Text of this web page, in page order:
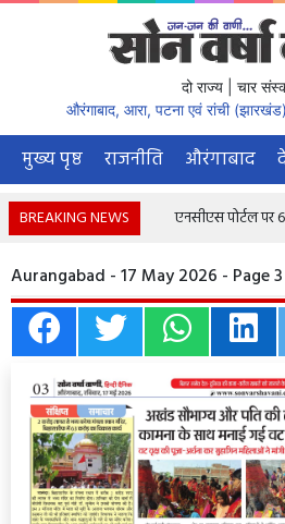
दो राज्य | चार
औरंगाबाद, आरा, पटना एवं रांची
मुख्य पृष्ठ राजनीति औरंगाबाद
BREAKING NEWS एनसीएस पोर्टल पर
Aurangabad - 17 May 2026 - Page 3